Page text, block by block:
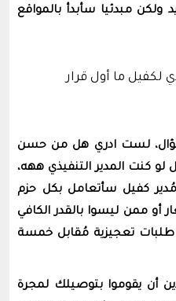
ولكن مبدئيا سأبدأ بالمواقع
لكفيل ما أول قرار
لست ادري هل من حسن
كنت المدير التنفيذي ههه،
كفيل سأتعامل بكل حزم
ممن ليسوا بالقدر الكافي
طلبات تعجيزية مُقابل خمسة
أن يقوموا بتوصيلك لمجرة